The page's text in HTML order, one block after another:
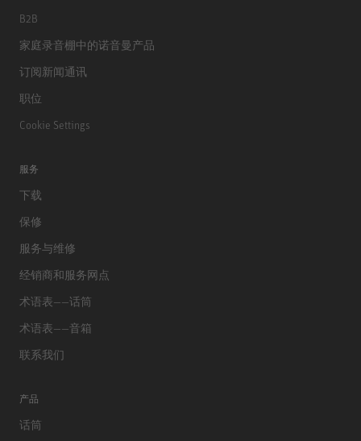
B2B
家庭录音棚中的诺音曼产品
订阅新闻通讯
职位
Cookie Settings
服务
下载
保修
服务与维修
经销商和服务网点
术语表——话筒
术语表——音箱
联系我们
产品
话筒